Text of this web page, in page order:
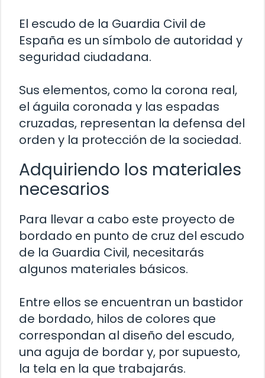
El escudo de la Guardia Civil de
España es un símbolo de autoridad y
seguridad ciudadana.
Sus elementos, como la corona real,
el águila coronada y las espadas
cruzadas, representan la defensa del
orden y la protección de la sociedad.
Adquiriendo los materiales
necesarios
Para llevar a cabo este proyecto de
bordado en punto de cruz del escudo
de la Guardia Civil, necesitarás
algunos materiales básicos.
Entre ellos se encuentran un bastidor
de bordado, hilos de colores que
correspondan al diseño del escudo,
una aguja de bordar y, por supuesto,
la tela en la que trabajarás.